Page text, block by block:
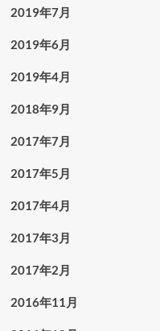
2019年7月
2019年6月
2019年4月
2018年9月
2017年7月
2017年5月
2017年4月
2017年3月
2017年2月
2016年11月